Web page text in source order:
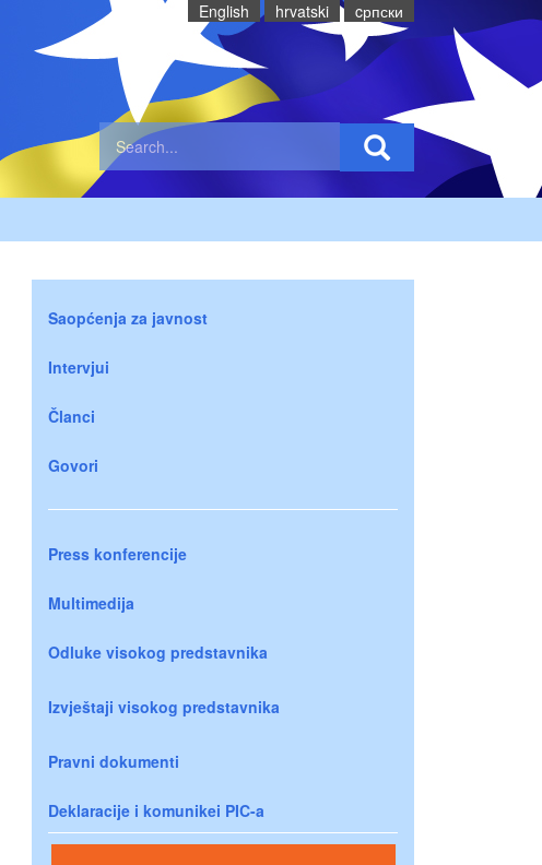
English hrvatski cрпски
Saopćenja za javnost
Intervjui
Članci
Govori
Press konferencije
Multimedija
Odluke visokog predstavnika
Izvještaji visokog predstavnika
Pravni dokumenti
Deklaracije i komunikei PIC-a